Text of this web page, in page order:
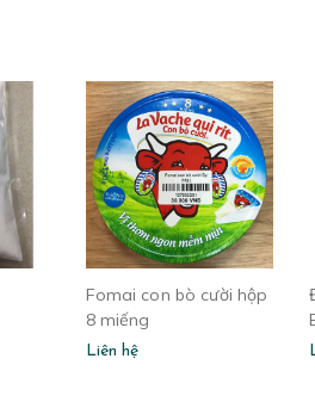
Fomai con bò cười hộp
8 miếng
Liên hệ